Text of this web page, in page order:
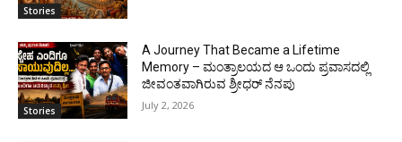
Stories
Stories
A Journey That Became a Lifetime
Memory – ಮಂತ್ರಾಲಯದ ಆ ಒಂದು ಪ್ರವಾಸದಲ್ಲಿ
ಜೀವಂತವಾಗಿರುವ ಶ್ರೀಧರ್ ನೆನಪು
July 2, 2026